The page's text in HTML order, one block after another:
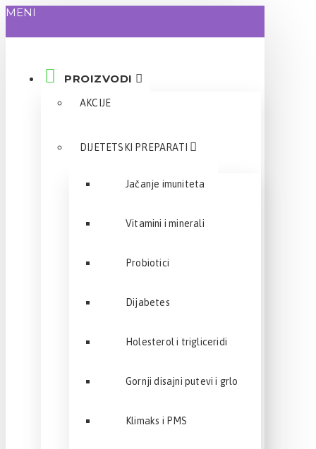
MENI
PROIZVODI
AKCIJE
DIJETETSKI PREPARATI
Jačanje imuniteta
Vitamini i minerali
Probiotici
Dijabetes
Holesterol i trigliceridi
Gornji disajni putevi i grlo
Klimaks i PMS